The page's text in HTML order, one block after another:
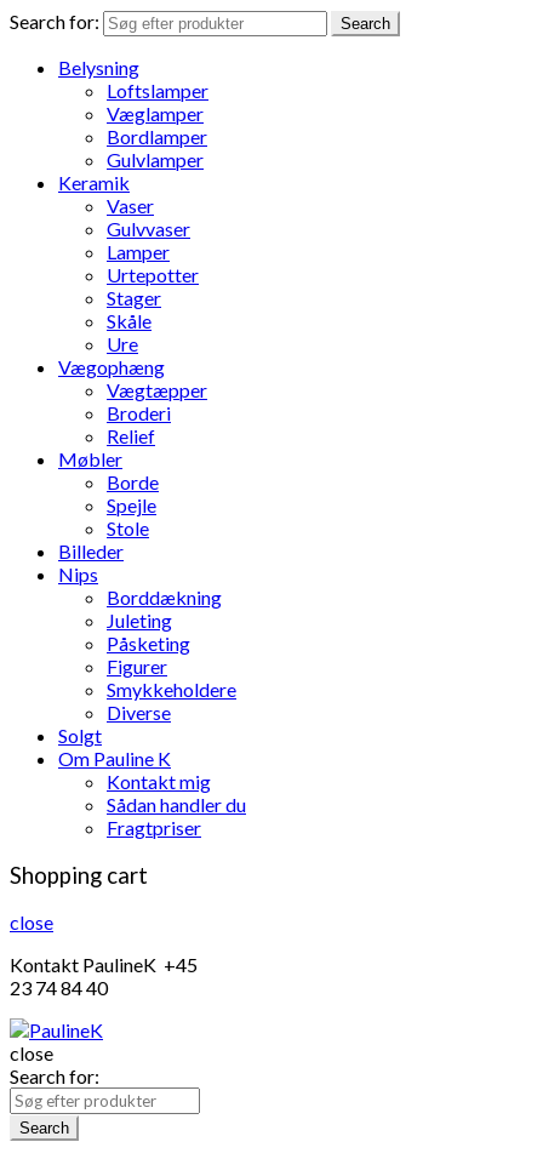
Search for: Search
Belysning
Loftslamper
Væglamper
Bordlamper
Gulvlamper
Keramik
Vaser
Gulvvaser
Lamper
Urtepotter
Stager
Skåle
Ure
Vægophæng
Vægtæpper
Broderi
Relief
Møbler
Borde
Spejle
Stole
Billeder
Nips
Borddækning
Juleting
Påsketing
Figurer
Smykkeholdere
Diverse
Solgt
Om Pauline K
Kontakt mig
Sådan handler du
Fragtpriser
Shopping cart
close
Kontakt PaulineK +45
23 74 84 40
close
Search for:
Search